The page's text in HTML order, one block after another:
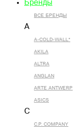
Бренды
ВСЕ БРЕНДЫ
A
A-COLD-WALL*
AKILA
ALTRA
ANGLAN
ARTE ANTWERP
ASICS
C
C.P. COMPANY